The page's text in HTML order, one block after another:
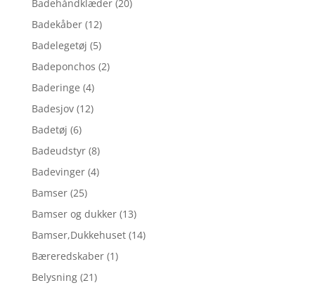
Badehåndklæder (20)
Badekåber (12)
Badelegetøj (5)
Badeponchos (2)
Baderinge (4)
Badesjov (12)
Badetøj (6)
Badeudstyr (8)
Badevinger (4)
Bamser (25)
Bamser og dukker (13)
Bamser,Dukkehuset (14)
Bæreredskaber (1)
Belysning (21)